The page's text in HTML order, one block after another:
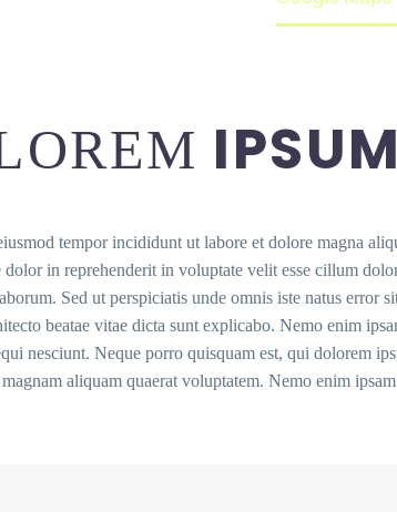
IPSUM
tempor incididunt ut labore et dolore magna
in reprehenderit in voluptate velit esse cillum
Sed ut perspiciatis unde omnis iste natus error
beatae vitae dicta sunt explicabo. Nemo enim
nesciunt. Neque porro quisquam est, qui dolorem
aliquam quaerat voluptatem. Nemo enim